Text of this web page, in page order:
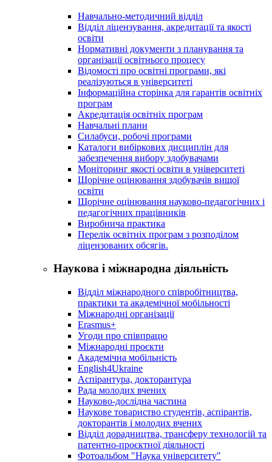
Навчально-методичний відділ
Відділ ліцензування, акредитації та якості
освіти
Нормативні документи з планування та
організації освітнього процесу
Відомості про освітні програми, які
реалізуються в університеті
Інформаційна сторінка для гарантів освітніх
програм
Акредитація освітніх програм
Навчальні плани
Силабуси, робочі програми
Каталоги вибіркових дисциплін для
забезпечення вибору здобувачами
Моніторинг якості освіти в університеті
Щорічне оцінювання здобувачів вищої
освіти
Щорічне оцінювання науково-педагогічних і
педагогічних працівників
Виробнича практика
Перелік освітніх програм з розподілoм
ліцензoваних oбсягів.
Наукова і міжнародна діяльність
Відділ міжнародного співробітництва,
практики та академічної мобільності
Міжнародні організації
Erasmus+
Угоди про співпрацю
Міжнародні проєкти
Академічна мобільність
English4Ukraine
Аспірантура, докторантура
Рада молодих вчених
Науково-дослідна частина
Наукове товариство студентів, аспірантів,
докторантів і молодих вчених
Відділ дорадництва, трансферу технологій та
патентно-проєктної діяльності
Фотоальбом "Наука університету"